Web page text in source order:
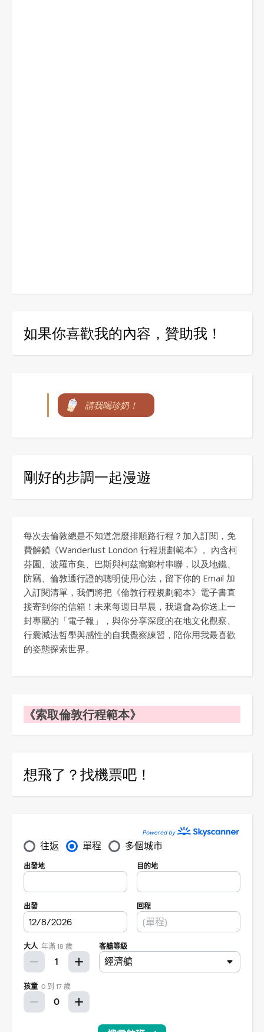
如果你喜歡我的內容，贊助我！
請我喝珍奶！
剛好的步調一起漫遊
每次去倫敦總是不知道怎麼排順路行程？加入訂閱，免
費解鎖《Wanderlust London 行程規劃範本》。內含柯
芬園、波羅市集、巴斯與柯茲窩鄉村串聯，以及地鐵、
防竊、倫敦通行證的聰明使用心法，留下你的 Email 加
入訂閱清單，我們將把《倫敦行程規劃範本》電子書直
接寄到你的信箱！未來每週日早晨，我還會為你送上一
封專屬的「電子報」，與你分享深度的在地文化觀察、
行囊減法哲學與感性的自我覺察練習，陪你用我最喜歡
的姿態探索世界。
《索取倫敦行程範本》
想飛了？找機票吧！